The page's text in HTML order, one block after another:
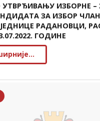
ИЗБОРНЕ –
ЗА ИЗБОР
РАДАНОВЦИ,
ГОДИНЕ